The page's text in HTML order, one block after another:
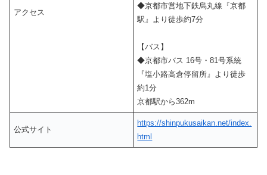
アクセス
◆京都市営地下鉄烏丸線『京都
駅』より徒歩約7分
【バス】
◆京都市バス 16号・81号系統
『塩小路高倉停留所』より徒歩
約1分
京都駅から362m
公式サイト
https://shinpukusaikan.net/index.
html